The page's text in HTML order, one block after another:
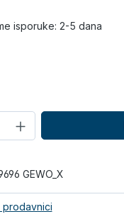
isporuke: 2-5 dana
GEWO_X
prodavnici